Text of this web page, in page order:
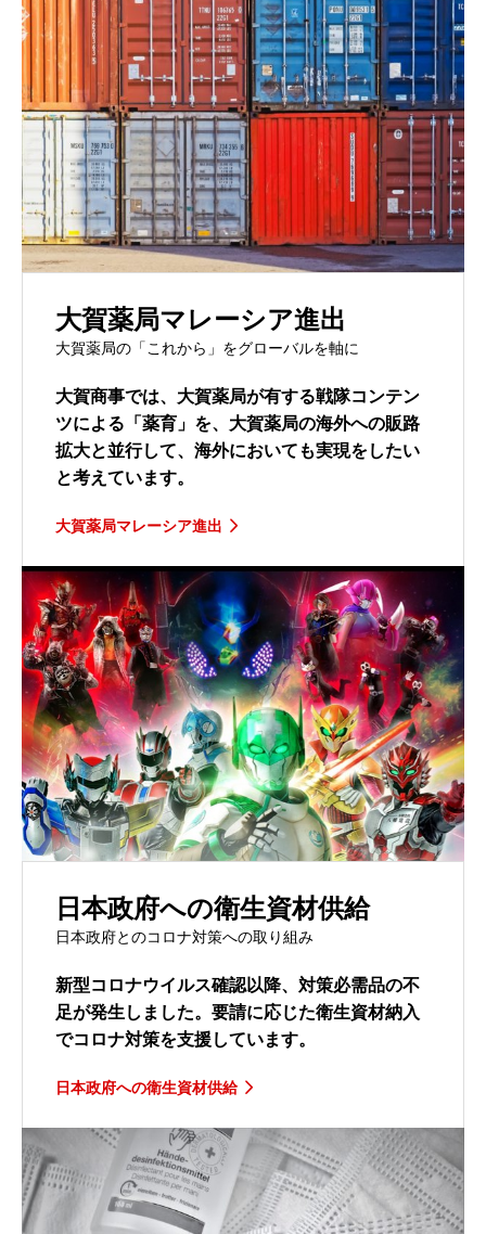
大賀薬局マレーシア進出
大賀薬局の「これから」をグローバルを軸に
大賀商事では、大賀薬局が有する戦隊コンテン
ツによる「薬育」を、大賀薬局の海外への販路
拡大と並行して、海外においても実現をしたい
と考えています。
大賀薬局マレーシア進出
日本政府への衛生資材供給
日本政府とのコロナ対策への取り組み
新型コロナウイルス確認以降、対策必需品の不
足が発生しました。要請に応じた衛生資材納入
でコロナ対策を支援しています。
日本政府への衛生資材供給